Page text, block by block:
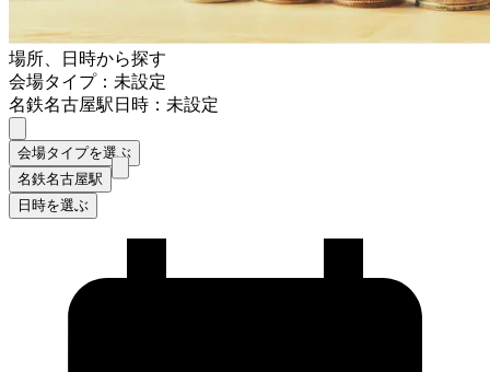
場所、日時から探す
会場タイプ：未設定
名鉄名古屋駅日時：未設定
会場タイプを選ぶ
名鉄名古屋駅
日時を選ぶ